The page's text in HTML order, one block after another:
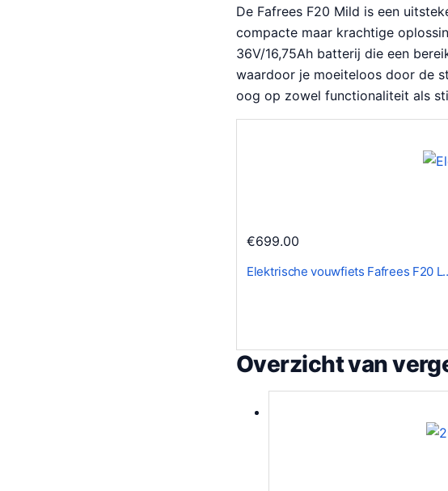
De Fafrees F20 Mild is een
compacte maar krachtige
36V/16,75Ah batterij die een
waardoor je moeiteloos door de
oog op zowel functionaliteit als
€699.00
Elektrische vouwfiets Fafrees F20
Overzicht van